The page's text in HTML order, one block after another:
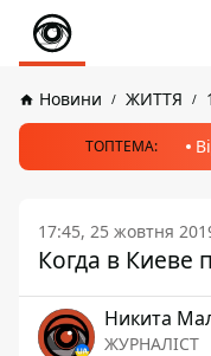
Новини ЖИТТЯ
ТОПТЕМА:
17:45, 25 жовтня
Когда в Киеве
Никита
ЖУРНАЛІСТ